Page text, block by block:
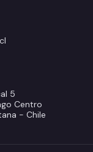
5
Centro
- Chile